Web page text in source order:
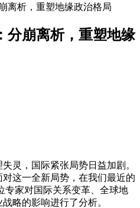
离析，重塑地缘政治格局
分崩离析，重塑地缘
灵，国际紧张局势日益加剧。
这一全新局势，在我们最近的
专家对国际关系变革、全球地
略的影响进行了分析。